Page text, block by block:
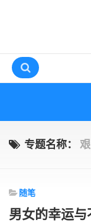
互动
专题名称：
随笔
男女的幸运与